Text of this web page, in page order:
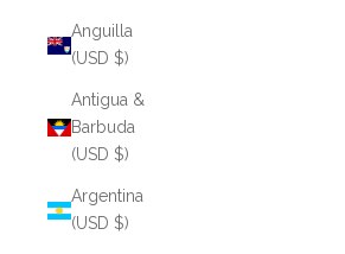
Anguilla
(USD $)
Antigua &
Barbuda
(USD $)
Argentina
(USD $)